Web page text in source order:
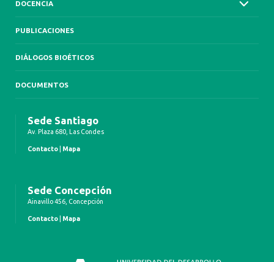
DOCENCIA
PUBLICACIONES
DIÁLOGOS BIOÉTICOS
DOCUMENTOS
Sede Santiago
Av. Plaza 680, Las Condes
Contacto Mapa
Sede Concepción
Ainavillo 456, Concepción
Contacto Mapa